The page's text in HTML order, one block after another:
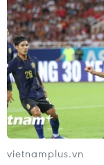
đơn chống
22/07/2016 05:17
Các nhà hoạt
thả 10 quả bóng
mang theo
Kim Jong-Un và
vietnamplus.vn